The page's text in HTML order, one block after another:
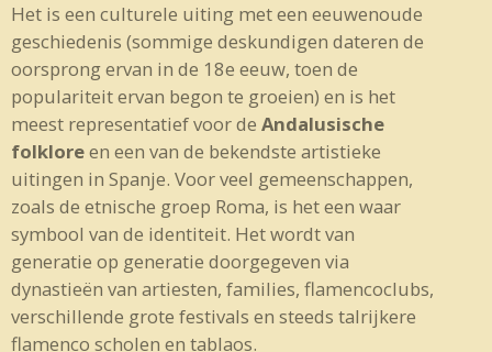
Het is een culturele uiting met een eeuwenoude
geschiedenis (sommige deskundigen dateren de
oorsprong ervan in de 18e eeuw, toen de
populariteit ervan begon te groeien) en is het
meest representatief voor de Andalusische
folkloreen een van de bekendste artistieke
uitingen in Spanje. Voor veel gemeenschappen,
zoals de etnische groep Roma, is het een waar
symbool van de identiteit. Het wordt van
generatie op generatie doorgegeven via
dynastieën van artiesten, families, flamencoclubs,
verschillende grote festivals en steeds talrijkere
flamenco scholen en tablaos.